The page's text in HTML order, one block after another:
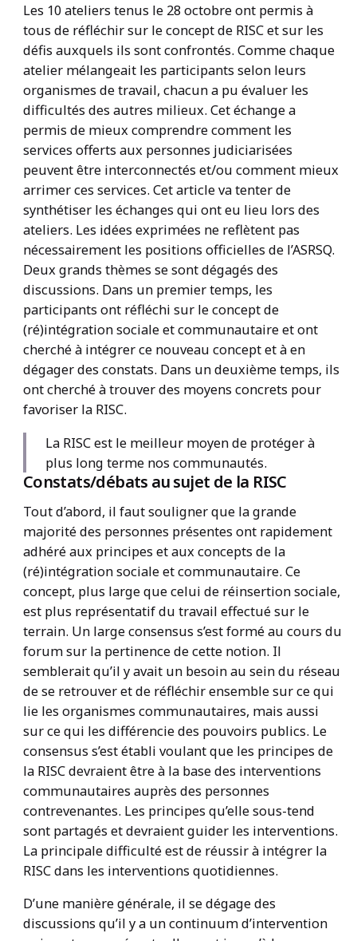
Les 10 ateliers tenus le 28 octobre ont permis à
tous de réfléchir sur le concept de RISC et sur les
défis auxquels ils sont confrontés. Comme chaque
atelier mélangeait les participants selon leurs
organismes de travail, chacun a pu évaluer les
difficultés des autres milieux. Cet échange a
permis de mieux comprendre comment les
services offerts aux personnes judiciarisées
peuvent être interconnectés et/ou comment mieux
arrimer ces services. Cet article va tenter de
synthétiser les échanges qui ont eu lieu lors des
ateliers. Les idées exprimées ne reflètent pas
nécessairement les positions officielles de l’ASRSQ.
Deux grands thèmes se sont dégagés des
discussions. Dans un premier temps, les
participants ont réfléchi sur le concept de
(ré)intégration sociale et communautaire et ont
cherché à intégrer ce nouveau concept et à en
dégager des constats. Dans un deuxième temps, ils
ont cherché à trouver des moyens concrets pour
favoriser la RISC.
La RISC est le meilleur moyen de protéger à
plus long terme nos communautés.
Constats/débats au sujet de la RISC
Tout d’abord, il faut souligner que la grande
majorité des personnes présentes ont rapidement
adhéré aux principes et aux concepts de la
(ré)intégration sociale et communautaire. Ce
concept, plus large que celui de réinsertion sociale,
est plus représentatif du travail effectué sur le
terrain. Un large consensus s’est formé au cours du
forum sur la pertinence de cette notion. Il
semblerait qu’il y avait un besoin au sein du réseau
de se retrouver et de réfléchir ensemble sur ce qui
lie les organismes communautaires, mais aussi
sur ce qui les différencie des pouvoirs publics. Le
consensus s’est établi voulant que les principes de
la RISC devraient être à la base des interventions
communautaires auprès des personnes
contrevenantes. Les principes qu’elle sous-tend
sont partagés et devraient guider les interventions.
La principale difficulté est de réussir à intégrer la
RISC dans les interventions quotidiennes.
D’une manière générale, il se dégage des
discussions qu’il y a un continuum d’intervention